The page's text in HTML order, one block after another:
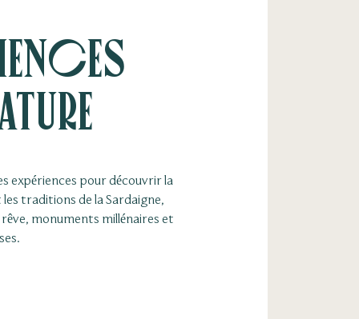
expériences pour découvrir la
traditions de la Sardaigne,
monuments millénaires et